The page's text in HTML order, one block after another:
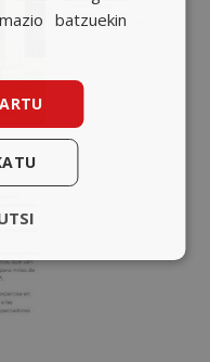
batzuekin